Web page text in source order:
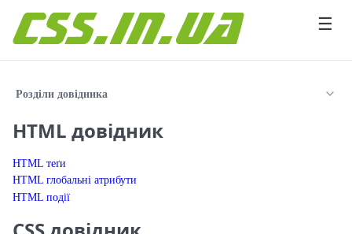
☰
Розділи довідника
HTML довідник
HTML теґи
HTML глобальні атрибути
HTML події